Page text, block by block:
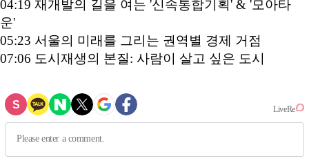
04:19 재개발의 길을 여는 '신속통합기획' & '모아타
운'
05:23 서울의 미래를 그리는 권역별 경제 거점
07:06 도시재생의 본질: 사람이 살고 싶은 도시